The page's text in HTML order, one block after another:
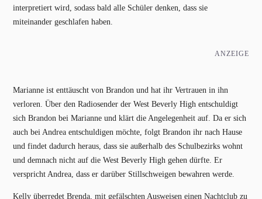
interpretiert wird, sodass bald alle Schüler denken, dass sie
miteinander geschlafen haben.
ANZEIGE
Marianne ist enttäuscht von Brandon und hat ihr Vertrauen in ihn
verloren. Über den Radiosender der West Beverly High entschuldigt
sich Brandon bei Marianne und klärt die Angelegenheit auf. Da er sich
auch bei Andrea entschuldigen möchte, folgt Brandon ihr nach Hause
und findet dadurch heraus, dass sie außerhalb des Schulbezirks wohnt
und demnach nicht auf die West Beverly High gehen dürfte. Er
verspricht Andrea, dass er darüber Stillschweigen bewahren werde.
Kelly überredet Brenda, mit gefälschten Ausweisen einen Nachtclub zu